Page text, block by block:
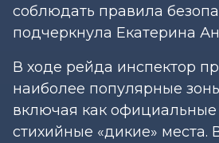
соблюдать правила
подчеркнула Екатерина
В ходе рейда инспектор
наиболее популярные
включая как официальные
стихийные «дикие» места.